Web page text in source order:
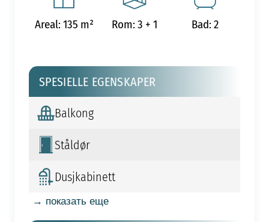
Areal: 135 m² Rom: 3 + 1 Bad: 2
SPESIELLE EGENSKAPER
Balkong
Ståldør
Dusjkabinett
→ показать еще